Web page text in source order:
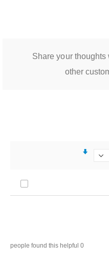
Share your thoughts
other
0 people found this helpful